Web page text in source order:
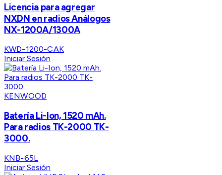
Licencia para agregar
NXDN en radios Análogos
NX-1200A/1300A
KWD-1200-CAK
Iniciar Sesión
KENWOOD
Batería Li-Ion, 1520 mAh.
Para radios TK-2000 TK-
3000.
KNB-65L
Iniciar Sesión